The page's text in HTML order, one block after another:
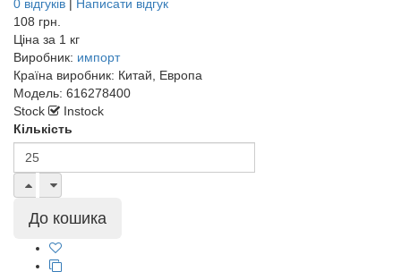
0 відгуків
Написати відгук
108 грн.
Ціна за 1 кг
Виробник: импорт
Країна виробник: Китай, Европа
Модель: 616278400
Stock
Instock
Кількість